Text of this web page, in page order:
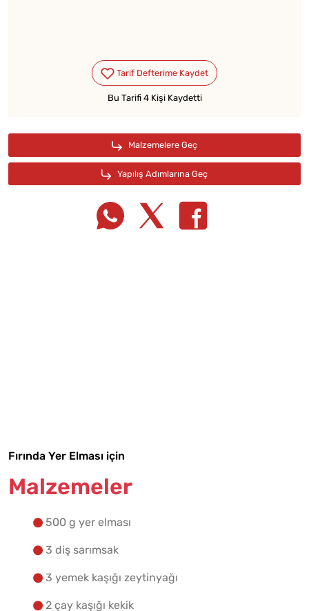
Bu Tarifi 4 Kişi Kaydetti
Fırında Yer Elması için
Malzemeler
500 g yer elması
3 diş sarımsak
3 yemek kaşığı zeytinyağı
2 çay kaşığı kekik